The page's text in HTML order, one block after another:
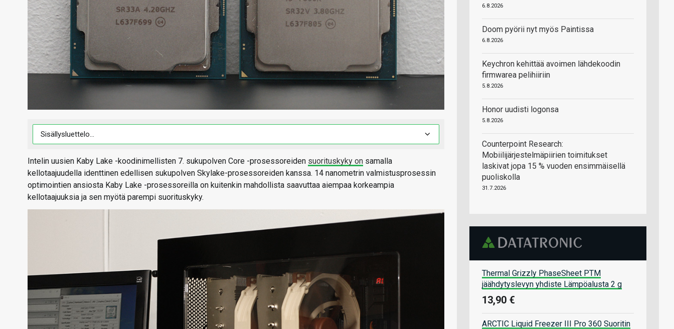
Intelin uusien Kaby Lake -koodinimellisten 7. sukupolven Core -prosessoreiden suorituskyky on samalla
kellotaajuudella identtinen edellisen sukupolven Skylake-prosessoreiden kanssa. 14 nanometrin valmistusprosessin
optimointien ansiosta Kaby Lake -prosessoreilla on kuitenkin mahdollista saavuttaa aiempaa korkeampia
kellotaajuuksia ja sen myötä parempi suorituskyky.
6.8.2026
Doom pyörii nyt myös Paintissa
6.8.2026
Keychron kehittää avoimen lähdekoodin
firmwarea pelihiiriin
5.8.2026
Honor uudisti logonsa
5.8.2026
Counterpoint Research:
Mobiilijärjestelmäpiirien toimitukset
laskivat jopa 15 % vuoden ensimmäisellä
puoliskolla
31.7.2026
Thermal Grizzly PhaseSheet PTM
jäähdytyslevyn yhdiste Lämpöalusta 2 g
13,90 €
ARCTIC Liquid Freezer III Pro 360 Suoritin